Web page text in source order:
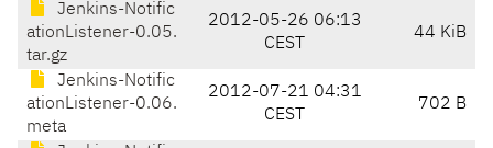
Jenkins-Notific
ationListener-0.05.
tar.gz
2012-05-26 06:13
CEST
44 KiB
Jenkins-Notific
ationListener-0.06.
meta
2012-07-21 04:31
CEST
702 B